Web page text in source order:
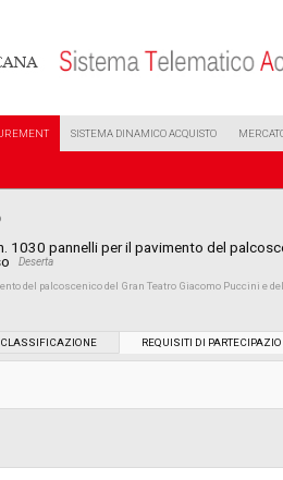
SISTEMA DINAMICO ACQUISTO
1030 pannelli per il pavimento del
Deserta
del palcoscenico del Gran Teatro Giacomo Puccini e
CLASSIFICAZIONE REQUISITI DI